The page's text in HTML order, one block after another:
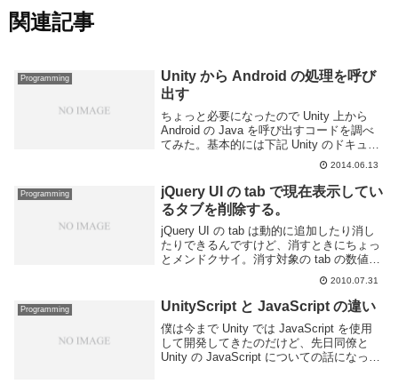
関連記事
Programming
Unity から Android の処理を呼び
出す
ちょっと必要になったので Unity 上から
Android の Java を呼び出すコードを調べ
てみた。基本的には下記 Unity のドキュメ
ントのように AndroidJavaObject や2014.06.13
Programming
jQuery UI の tab で現在表示してい
るタブを削除する。
jQuery UI の tab は動的に追加したり消し
たりできるんですけど、消すときにちょっ
とメンドクサイ。消す対象の tab の数値を
渡さなければいけないのだが、その数値を
取得する手段が見つけれなかったからだ。
というわけで functio...
2010.07.31
Programming UnityScript と JavaScript の違い
僕は今まで Unity では JavaScript を使用
して開発してきたのだけど、先日同僚と
Unity の JavaScript についての話になった